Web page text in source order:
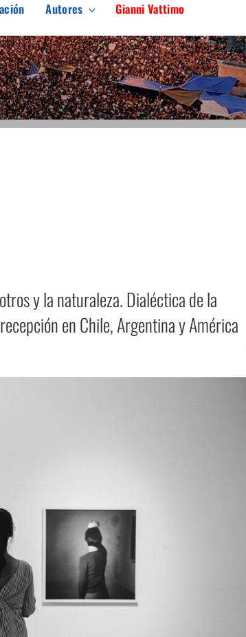
Autores Gianni Vattimo
y la naturaleza. Dialéctica de la
en Chile, Argentina y América